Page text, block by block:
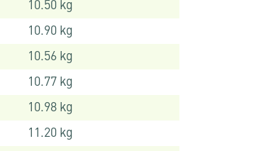
10.50 kg
10.90 kg
10.56 kg
10.77 kg
10.98 kg
11.20 kg